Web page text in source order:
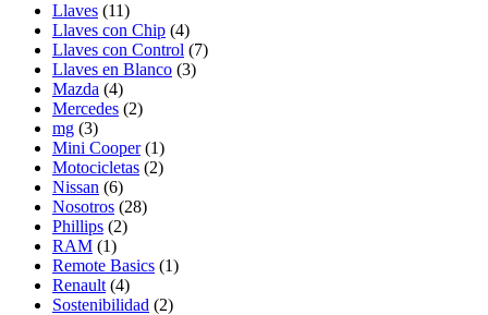
Llaves (11)
Llaves con Chip (4)
Llaves con Control (7)
Llaves en Blanco (3)
Mazda (4)
Mercedes (2)
mg (3)
Mini Cooper (1)
Motocicletas (2)
Nissan (6)
Nosotros (28)
Phillips (2)
RAM (1)
Remote Basics (1)
Renault (4)
Sostenibilidad (2)